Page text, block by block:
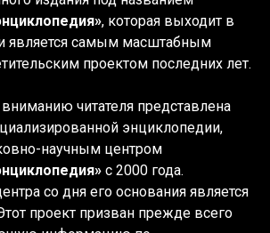
, которая выходит в
является самым масштабным
проектом последних лет.
читателя представлена
энциклопедии,
научным центром
с 2000 года.
со дня его основания является
проект призван прежде всего